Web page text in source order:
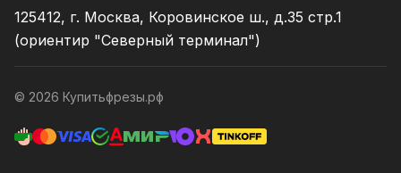
125412, г. Москва, Коровинское ш., д.35 стр.1
(ориентир "Северный терминал")
© 2026 Купитьфрезы.рф